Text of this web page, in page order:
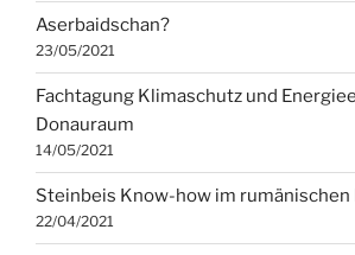
Aserbaidschan?
23/05/2021
Fachtagung Klimaschutz und
Donauraum
14/05/2021
Steinbeis Know-how im rumänischen
22/04/2021